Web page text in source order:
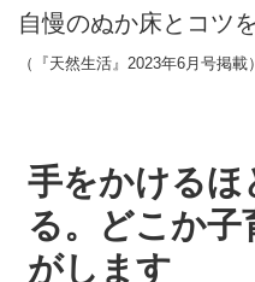
自慢のぬか床とコツ
（『天然生活』2023年6月号掲載）
手をかける
る。どこか
がします